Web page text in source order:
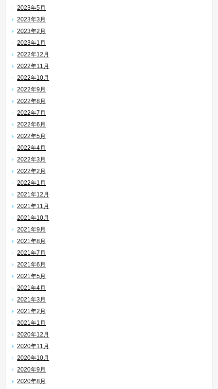
2023年5月
2023年3月
2023年2月
2023年1月
2022年12月
2022年11月
2022年10月
2022年9月
2022年8月
2022年7月
2022年6月
2022年5月
2022年4月
2022年3月
2022年2月
2022年1月
2021年12月
2021年11月
2021年10月
2021年9月
2021年8月
2021年7月
2021年6月
2021年5月
2021年4月
2021年3月
2021年2月
2021年1月
2020年12月
2020年11月
2020年10月
2020年9月
2020年8月